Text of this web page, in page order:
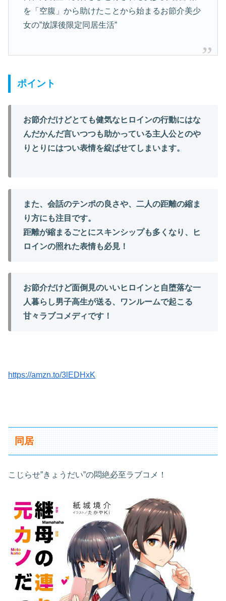
を「空腹」から助けたことから始まるお節介美少
女の”放課後限定同居生活”
ポイント
お節介だけどとても健気なヒロインの行動にはな
んだかんだ言いつつも助かっている主人公とのや
りとりにはつい表情を綻ばせてしまいます。
また、会話のテンポの良さや、二人の距離の縮ま
り方にも注目です。
距離が縮まるごとにスキンシップも多くなり、ヒ
ロインの照れた表情も必見！
お節介だけど面倒見のいいヒロインと自堕落な一
人暮らし男子高生が送る、ワンルームで起こる
甘々ラブコメディです！
https://amzn.to/3lEDHxK
同居
こじらせ”きょうだい”の悶絶必至ラブコメ！